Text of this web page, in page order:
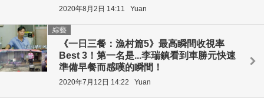
2020年8月2日 14:11 Yuan
《一日三餐：漁村篇5》最高瞬間收視率
Best 3！第一名是...李瑞鎮看到車勝元快速
準備早餐而感嘆的瞬間！
綜藝
2020年7月12日 14:22 Yuan